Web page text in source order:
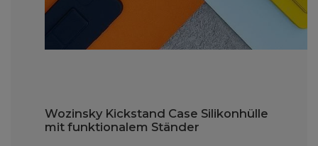
Wozinsky Kickstand Case Silikonhülle
mit funktionalem Ständer